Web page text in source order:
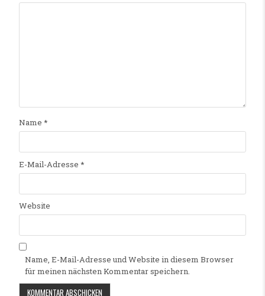
Name *
E-Mail-Adresse *
Website
Name, E-Mail-Adresse und Website in diesem Browser
für meinen nächsten Kommentar speichern.